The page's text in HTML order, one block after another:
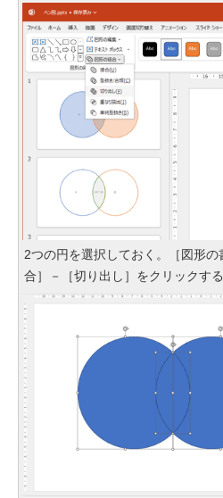
2つの円を選択しておく。［図形
合］－［切り出し］をクリックする